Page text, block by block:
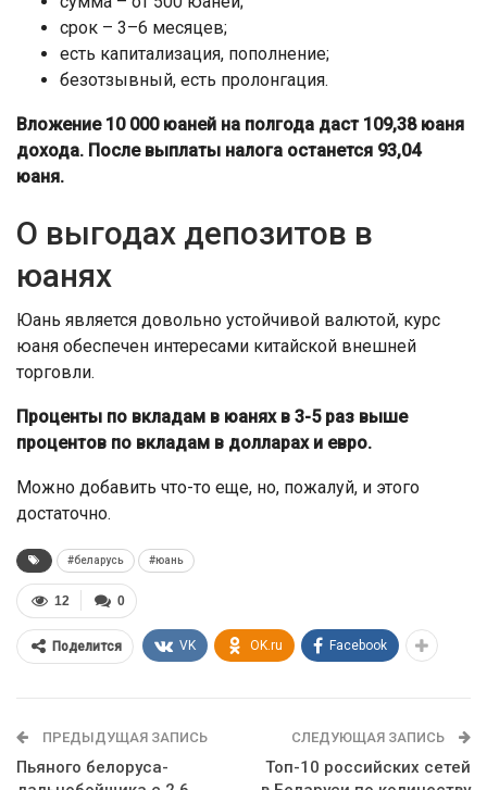
срок – 3–6 месяцев;
есть капитализация, пополнение;
безотзывный, есть пролонгация.
Вложение 10 000 юаней на полгода даст 109,38 юаня
дохода. После выплаты налога останется 93,04
юаня.
О выгодах депозитов в
юанях
Юань является довольно устойчивой валютой, курс
юаня обеспечен интересами китайской внешней
торговли.
Проценты по вкладам в юанях в 3-5 раз выше
процентов по вкладам в долларах и евро.
Можно добавить что-то еще, но, пожалуй, и этого
достаточно.
#беларусь #юань
0
12
Поделится VK OK.ru Facebook
ПРЕДЫДУЩАЯ ЗАПИСЬ
Пьяного белоруса-
СЛЕДУЮЩАЯ ЗАПИСЬ
Топ-10 российских сетей